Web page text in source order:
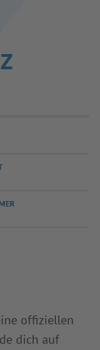
offiziellen
dich auf